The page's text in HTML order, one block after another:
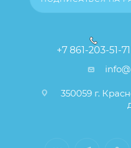
+7 861-203-51-71
350059 г.